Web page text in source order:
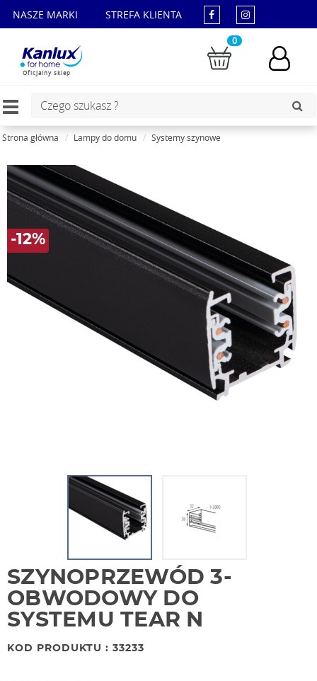
NASZE MARKI STREFA KLIENTA
Oficjalny sklep
0
Toggle
Strona główna Lampy do domu Systemy szynowe
-12%
SZYNOPRZEWÓD 3-
OBWODOWY DO
SYSTEMU TEAR N
KOD PRODUKTU : 33233